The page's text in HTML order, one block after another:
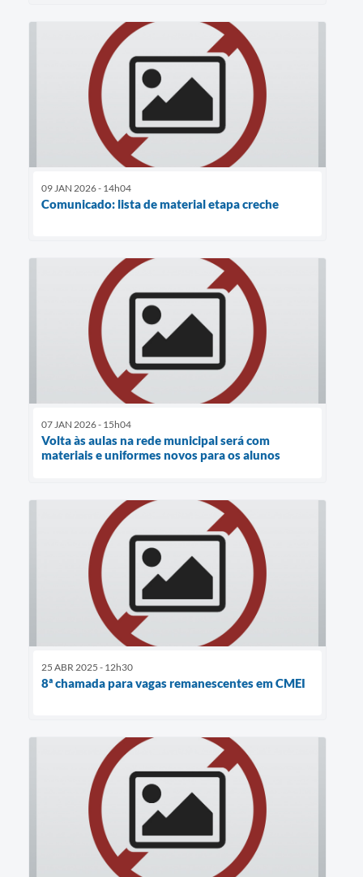
09 JAN 2026 - 14h04
Comunicado: lista de material etapa creche
07 JAN 2026 - 15h04
Volta às aulas na rede municipal será com
materiais e uniformes novos para os alunos
25 ABR 2025 - 12h30
8ª chamada para vagas remanescentes em CMEI